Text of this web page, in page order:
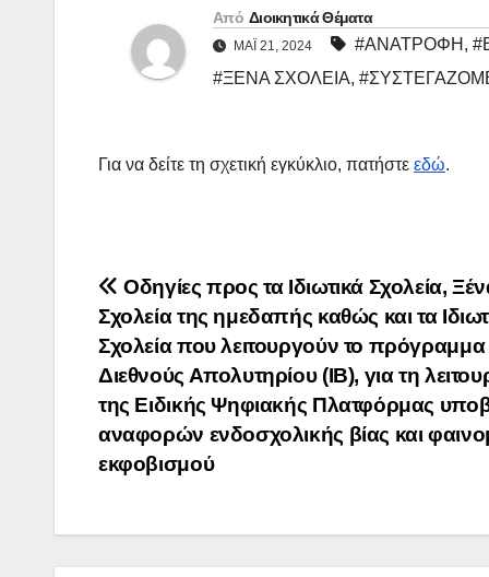
Από Διοικητικά Θέματα
ΜΆΙ 21, 2024 #ΑΝΑΤΡΟΦΗ ,
#ΞΕΝΑ ΣΧΟΛΕΙΑ,
Για να δείτε τη σχετική εγκύκλιο, πατήστε εδώ.
Πλοήγηση
άρθρων
Οδηγίες προς τα Ιδιωτικά Σχολεία,
Σχολεία της ημεδαπής καθώς και τα
Σχολεία που λειτουργούν το πρόγραμμα
Διεθνούς Απολυτηρίου (ΙΒ), για τη
της Ειδικής Ψηφιακής Πλατφόρμας
αναφορών ενδοσχολικής βίας και
εκφοβισμού